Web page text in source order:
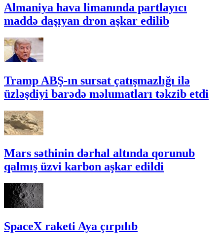
Almaniya hava limanında partlayıcı
maddə daşıyan dron aşkar edilib
Tramp ABŞ-ın sursat çatışmazlığı ilə
üzləşdiyi barədə məlumatları təkzib etdi
Mars səthinin dərhal altında qorunub
qalmış üzvi karbon aşkar edildi
SpaceX raketi Aya çırpılıb